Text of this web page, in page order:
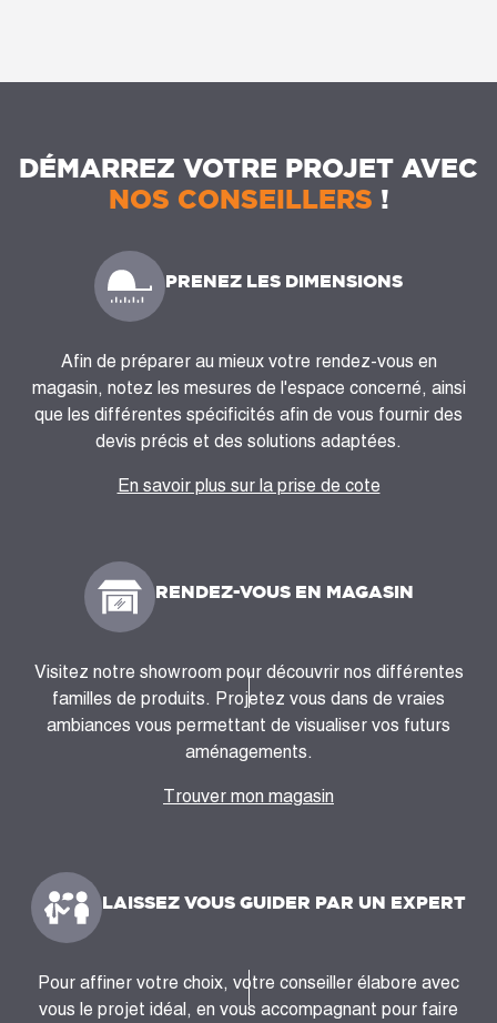
DÉMARREZ VOTRE PROJET AVEC
NOS CONSEILLERS !
PRENEZ LES DIMENSIONS
Afin de préparer au mieux votre rendez-vous en
magasin, notez les mesures de l'espace concerné, ainsi
que les différentes spécificités afin de vous fournir des
devis précis et des solutions adaptées.
En savoir plus sur la prise de cote
RENDEZ-VOUS EN MAGASIN
Visitez notre showroom pour découvrir nos différentes
familles de produits. Projetez vous dans de vraies
ambiances vous permettant de visualiser vos futurs
aménagements.
Trouver mon magasin
LAISSEZ VOUS GUIDER PAR UN EXPERT
Pour affiner votre choix, votre conseiller élabore avec
vous le projet idéal, en vous accompagnant pour faire